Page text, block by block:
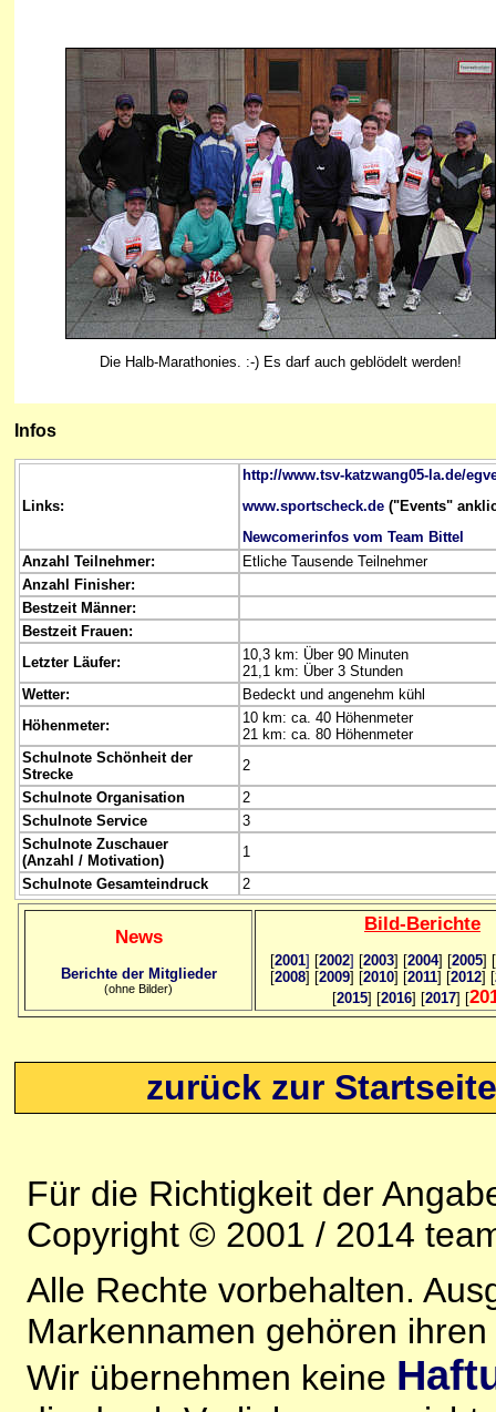
Die Halb-Marathonies. :-) Es darf auch geblödelt werden!
Infos
Links:
http://www.tsv-katzwang05-la.de/
www.sportscheck.de ("Events"
Newcomerinfos vom Team Bittel
Anzahl Teilnehmer:
Etliche Tausende Teilnehmer
Anzahl Finisher:
Bestzeit Männer:
Bestzeit Frauen:
Letzter Läufer:
10,3 km: Über 90 Minuten
21,1 km: Über 3 Stunden
Wetter:
Bedeckt und angenehm kühl
Höhenmeter:
10 km: ca. 40 Höhenmeter
21 km: ca. 80 Höhenmeter
Schulnote Schönheit der
Strecke
2
Schulnote Organisation
2
Schulnote Service
3
Schulnote Zuschauer
(Anzahl / Motivation)
1
Schulnote Gesamteindruck
2
News
Berichte der Mitglieder
(ohne Bilder)
Bild-Berichte
[2001] [2002] [2003] [2004] [2005] [
[2008] [2009] [2010] [2011] [2012] [
[2015] [2016] [2017] [
zurück zur
Für die Richtigkeit der
Copyright © 2001 / 2014
Alle Rechte vorbehalten.
Markennamen gehören
Wir übernehmen keine